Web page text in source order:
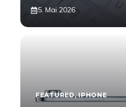
5. Mai 2026
FEATURED,IPHONE